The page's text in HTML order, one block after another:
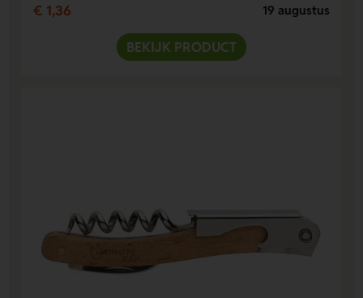
€ 1,36
19 augustus
BEKIJK PRODUCT